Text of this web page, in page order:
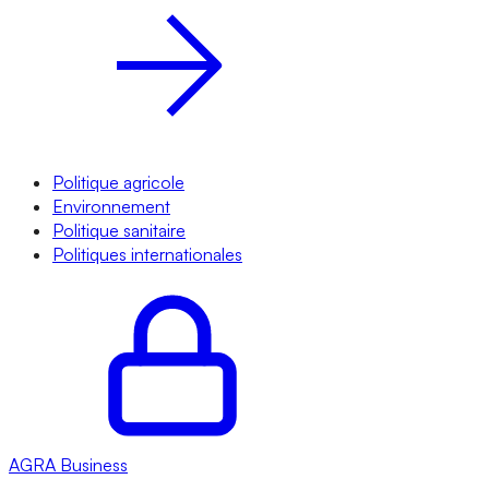
Politique agricole
Environnement
Politique sanitaire
Politiques internationales
AGRA Business